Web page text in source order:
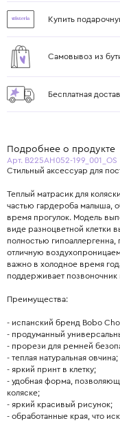
Купить
Самовывоз из
Бесплатная
Подробнее о продукте
Арт. B225AH052-199_001_OS
Стильный аксессуар для
Теплый матрасик для
частью гардероба малыша,
время прогулок. Модель
виде разноцветной клетки
полностью
отличную
важно в холодное время
поддерживает позвоночник
Преимущества:
- испанский бренд Bobo
- продуманный
- прорези для ремней
- теплая натуральная овчина;
- яркий принт в клетку;
- удобная форма,
коляске;
- яркий красивый рисунок;
- обработанные края, что